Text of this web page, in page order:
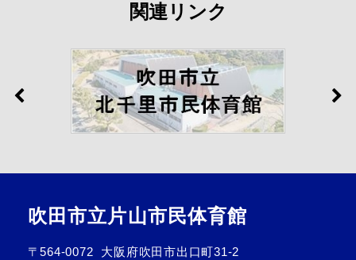
関連リンク
吹田市立片山市民体育館
〒564-0072
大阪府吹田市出口町31-2